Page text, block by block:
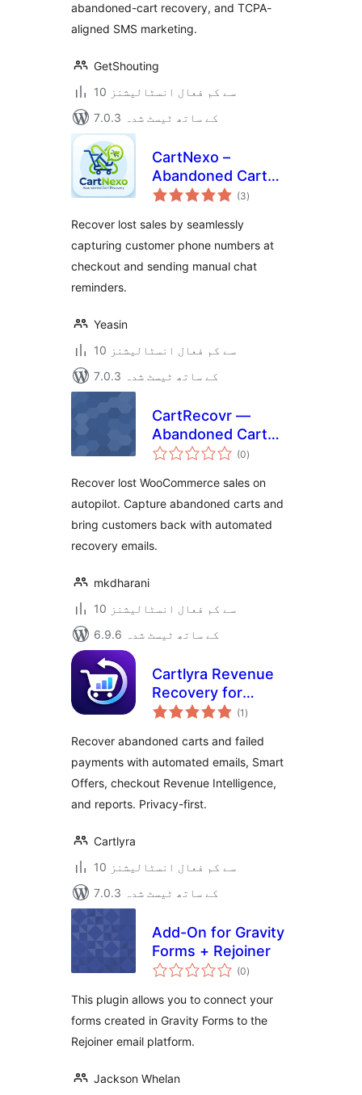
abandoned-cart recovery, and TCPA-
aligned SMS marketing.
GetShouting
10 سے کم فعال انسٹالیشنز
7.0.3 کے ساتھ ٹیسٹ شدہ
CartNexo –
Abandoned Cart
Recovery
(3مجموعی
درجہ
)
Recover lost sales by seamlessly
capturing customer phone numbers at
checkout and sending manual chat
reminders.
Yeasin
10 سے کم فعال انسٹالیشنز
7.0.3 کے ساتھ ٹیسٹ شدہ
CartRecovr —
Abandoned Cart
Recovery for(0مجموعی
درجہ
)
Recover lost WooCommerce sales on
autopilot. Capture abandoned carts and
bring customers back with automated
recovery emails.
mkdharani
10 سے کم فعال انسٹالیشنز
6.9.6 کے ساتھ ٹیسٹ شدہ
Cartlyra Revenue
Recovery for
WooCommerce
(1 مجموعی
درجہ
)
Recover abandoned carts and failed
payments with automated emails, Smart
Offers, checkout Revenue Intelligence,
and reports. Privacy-first.
Cartlyra
10 سے کم فعال انسٹالیشنز
7.0.3 کے ساتھ ٹیسٹ شدہ
Add-On for Gravity
Forms + Rejoiner
(0مجموعی
درجہ
)
This plugin allows you to connect your
forms created in Gravity Forms to the
Rejoiner email platform.
Jackson Whelan